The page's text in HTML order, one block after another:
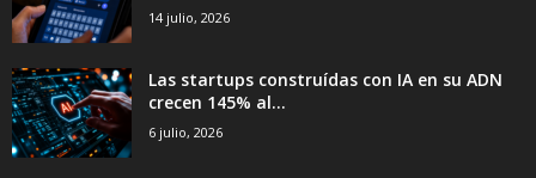
14 julio, 2026
Las startups construídas con IA en su ADN
crecen 145% al...
6 julio, 2026